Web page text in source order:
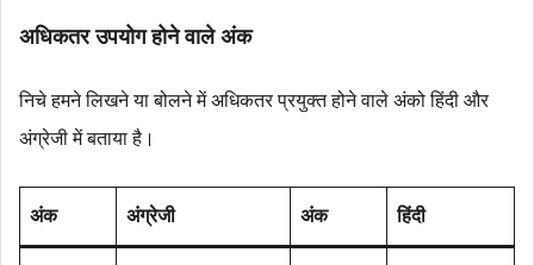
अधिकतर उपयोग होने वाले अंक
निचे हमने लिखने या बोलने में अधिकतर प्रयुक्त होने वाले अंको हिंदी और
अंग्रेजी में बताया है।
अंक अंग्रेजी अंक हिंदी